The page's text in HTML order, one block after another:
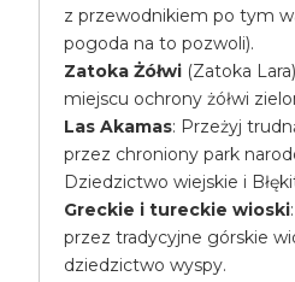
z przewodnikiem po tym
pogoda na to pozwoli).
Zatoka Żółwi (Zatoka
miejscu ochrony żółwi
Las Akamas: Przeżyj
przez chroniony park
Dziedzictwo wiejskie i
Greckie i tureckie wioski
przez tradycyjne górskie
dziedzictwo wyspy.